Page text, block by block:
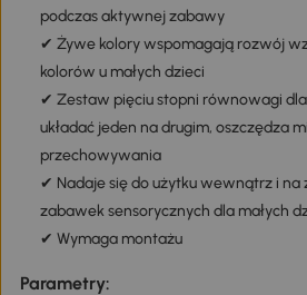
podczas aktywnej zabawy
✔ Żywe kolory wspomagają rozwój
kolorów u małych dzieci
✔ Zestaw pięciu stopni równowagi
układać jeden na drugim, oszczędza
przechowywania
✔ Nadaje się do użytku wewnątrz i na
zabawek sensorycznych dla małych
✔ Wymaga montażu
Parametry: